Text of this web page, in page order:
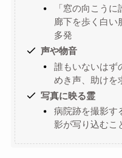
「窓の向こう
廊下を歩く白い
多発
声や物音
誰もいないはず
めき声、助けを
写真に映る霊
病院跡を撮影す
影が写り込むこ